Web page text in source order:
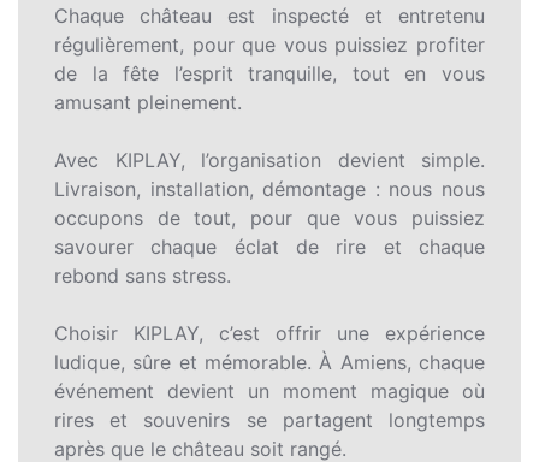
Chaque château est inspecté et entretenu
régulièrement, pour que vous puissiez profiter
de la fête l’esprit tranquille, tout en vous
amusant pleinement.
Avec KIPLAY, l’organisation devient simple.
Livraison, installation, démontage : nous nous
occupons de tout, pour que vous puissiez
savourer chaque éclat de rire et chaque
rebond sans stress.
Choisir KIPLAY, c’est offrir une expérience
ludique, sûre et mémorable. À Amiens, chaque
événement devient un moment magique où
rires et souvenirs se partagent longtemps
après que le château soit rangé.